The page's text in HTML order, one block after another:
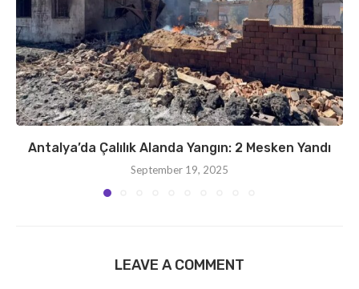
Antalya’da Çalılık Alanda Yangın: 2 Mesken Yandı
September 19, 2025
LEAVE A COMMENT